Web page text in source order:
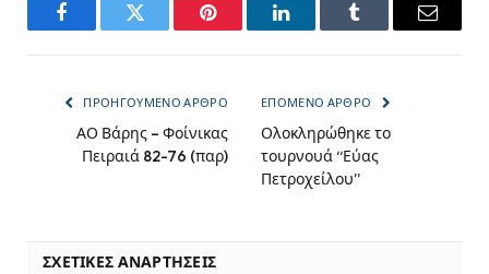
FacebookTwitter Pinterest LinkedInTumblr Email
ΠΡΟΗΓΟΎΜΕΝΟ ΆΡΘΡΟ
ΑΟ Βάρης – Φοίνικας
Πειραιά 82-76 (παρ)
ΕΠΌΜΕΝΟ ΆΡΘΡΟ
Ολοκληρώθηκε το
τουρνουά “Εύας
Πετροχείλου”
ΣΧΕΤΙΚΈΣ ΑΝΑΡΤΉΣΕΙΣ